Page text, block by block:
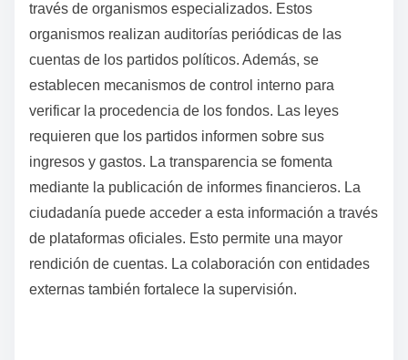
través de organismos especializados. Estos
organismos realizan auditorías periódicas de las
cuentas de los partidos políticos. Además, se
establecen mecanismos de control interno para
verificar la procedencia de los fondos. Las leyes
requieren que los partidos informen sobre sus
ingresos y gastos. La transparencia se fomenta
mediante la publicación de informes financieros. La
ciudadanía puede acceder a esta información a través
de plataformas oficiales. Esto permite una mayor
rendición de cuentas. La colaboración con entidades
externas también fortalece la supervisión.